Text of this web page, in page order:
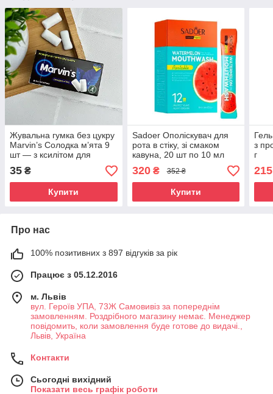
Жувальна гумка без цукру
Marvin’s Cолодка м’ята 9
шт — з ксилітом для
захисту від карієсу та
свіжого подиху
35 ₴
Купити
Sadoer Ополіскувач для
рота в стіку, зі смаком
кавуна, 20 шт по 10 мл
320₴ 352 ₴
Купити
з
г
215
Про нас
100% позитивних з 897 відгуків за рік
Працює з 05.12.2016
м. Львів
вул. Героїв УПА, 73Ж Самовивіз за попереднім
замовленням. Роздрібного магазину немає. Менеджер
повідомить, коли замовлення буде готове до видачі.,
Львів, Україна
Контакти
Сьогодні вихідний
Показати весь графік роботи